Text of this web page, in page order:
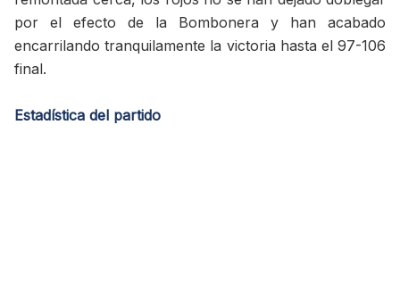
por el efecto de la Bombonera y han acabado
encarrilando tranquilamente la victoria hasta el 97-106
final.
Estadística del partido